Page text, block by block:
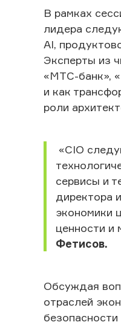
В рамках
лидера
AI,
Эксперты из
«МТС-банк»,
и как
роли
«CIO
сервисы и
директора
экономики
ценности и
Фетисов.
Обсуждая
отраслей